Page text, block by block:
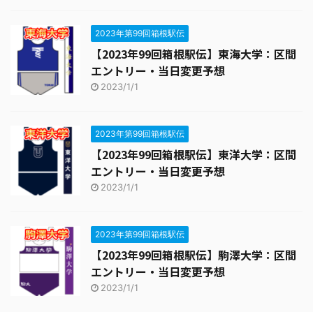
2023年第99回箱根駅伝
【2023年99回箱根駅伝】東海大学：区間
エントリー・当日変更予想
2023/1/1
2023年第99回箱根駅伝
【2023年99回箱根駅伝】東洋大学：区間
エントリー・当日変更予想
2023/1/1
2023年第99回箱根駅伝
【2023年99回箱根駅伝】駒澤大学：区間
エントリー・当日変更予想
2023/1/1